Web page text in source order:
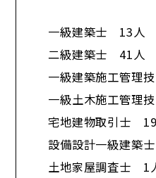
一級建築士 13人
二級建築士 41人
一級建築施工管理
一級土木施工管理
宅地建物取引士
設備設計一級建築
土地家屋調査士 1